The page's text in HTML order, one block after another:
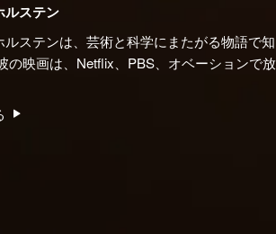
ルステン
ルステンは、芸術と科学にまたがる物語で
の映画は、Netflix、PBS、オベーションで